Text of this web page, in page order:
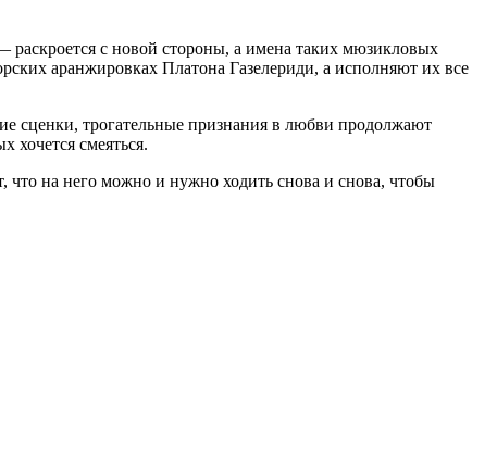
с новой стороны, а имена таких мюзикловых
аранжировках Платона Газелериди, а исполняют их все
сценки, трогательные признания в любви продолжают
хочется смеяться.
что на него можно и нужно ходить снова и снова, чтобы